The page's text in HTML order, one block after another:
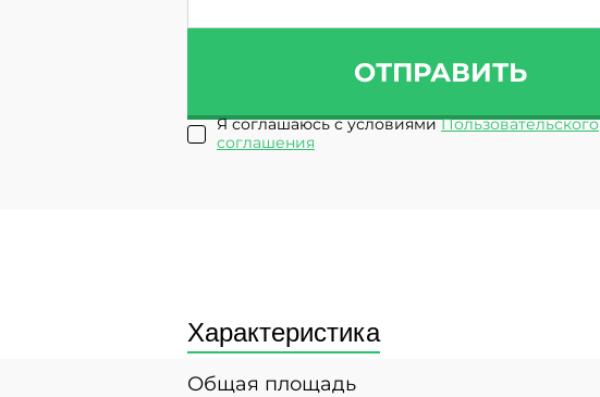
ОТПРАВИТЬ
Я соглашаюсь с условиямиПользовательского
соглашения
Характеристика
Общая площадь